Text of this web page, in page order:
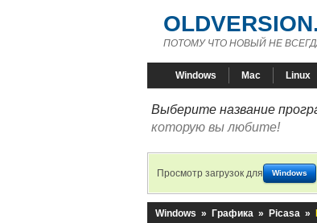
ПОТОМУ ЧТО НОВЫЙ НЕ
Windows Mac Linux
Выберите название
которую вы любите!
Просмотр загрузок для Windows
Windows » Графика » Picasa »